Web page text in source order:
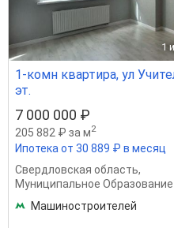
1
1-комн квартира, ул
эт.
7 000 000 ₽
205 882 ₽ за м2
Ипотека от 30 889 ₽ в месяц
Свердловская область,
Муниципальное Образование
Машиностроителей